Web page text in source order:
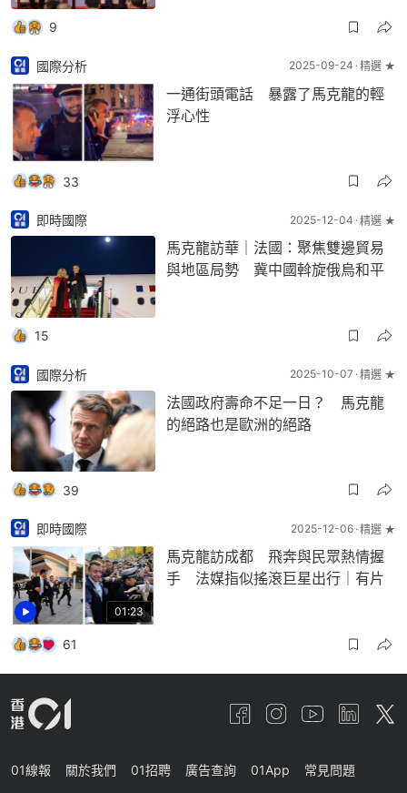
9
國際分析 2025-09-24 精選 ★
一通街頭電話 暴露了馬克龍的輕
浮心性
33
即時國際 2025-12-04 精選 ★
馬克龍訪華｜法國：聚焦雙邊貿易
與地區局勢 冀中國斡旋俄烏和平
15
國際分析 2025-10-07 精選 ★
法國政府壽命不足一日？ 馬克龍
的絕路也是歐洲的絕路
39
01:23
即時國際 2025-12-06 精選 ★
馬克龍訪成都 飛奔與民眾熱情握
手 法媒指似搖滾巨星出行｜有片
61
01線報 關於我們 01招聘 廣告查詢 01App 常見問題